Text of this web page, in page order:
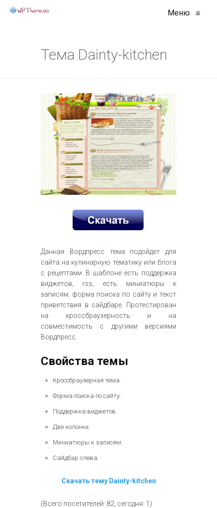
Меню ≡
Тема Dainty-kitchen
Данная Вордпресс тема подойдет для
сайта на кулинарную тематику или блога
с рецептами. В шаблоне есть поддержка
виджетов, rss, есть миниатюры к
записям, форма поиска по сайту и текст
приветствия в сайдбаре. Протестирован
на кроссбраузерность и на
совместимость с другими версиями
Вордпресс.
Свойства темы
Кроссбраузерная тема.
Форма поиска по сайту.
Поддержка виджетов.
Две колонки.
Миниатюры к записям.
Сайдбар слева.
Скачать тему Dainty-kitchen
(Всего посетителей: 82, сегодня: 1)